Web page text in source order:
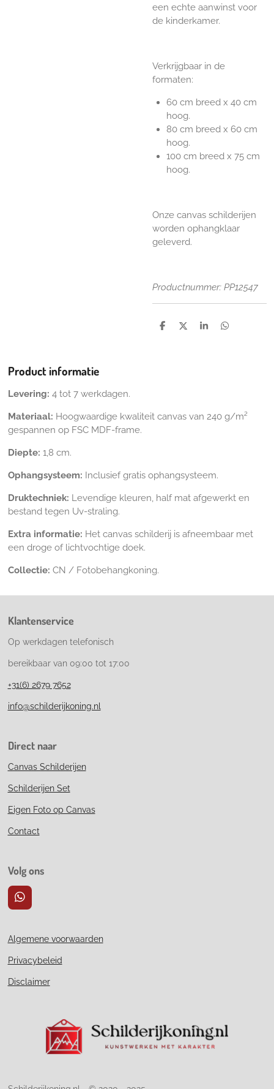
een echte aanwinst voor
de kinderkamer.
Verkrijgbaar in de
formaten:
60 cm breed x 40 cm
hoog.
80 cm breed x 60 cm
hoog.
100 cm breed x 75 cm
hoog.
Onze canvas schilderijen
worden ophangklaar
geleverd.
Productnummer: PP12547
D
D
S
D
Product informatie
Levering: 4 tot 7 werkdagen.
Materiaal: Hoogwaardige kwaliteit canvas van 240 g/m²
gespannen op FSC MDF-frame.
Diepte: 1,8 cm.
Ophangsysteem: Inclusief gratis ophangsysteem.
Druktechniek: Levendige kleuren, half mat afgewerkt en
bestand tegen Uv-straling.
Extra informatie: Het canvas schilderij is afneembaar met
een droge of lichtvochtige doek.
Collectie: CN / Fotobehangkoning.
Klantenservice
Op werkdagen telefonisch
bereikbaar van 09:00 tot 17:00
+31(6) 2679 7652
info@schilderijkoning.nl
Direct naar
Canvas Schilderijen
Schilderijen Set
Eigen Foto op Canvas
Contact
Volg ons
W
h
t
s
A
p
p
Algemene voorwaarden
Privacybeleid
Disclaimer